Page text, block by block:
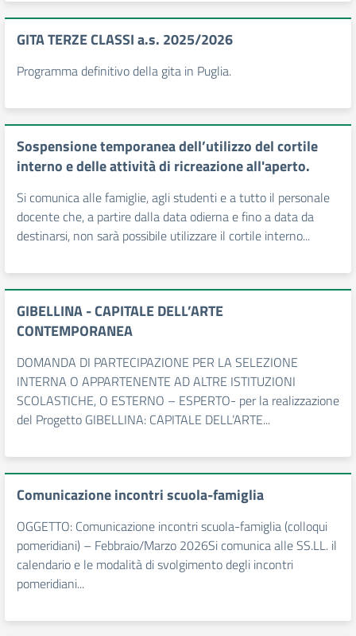
GITA TERZE CLASSI a.s. 2025/2026
Programma definitivo della gita in Puglia.
Sospensione temporanea dell’utilizzo del cortile
interno e delle attività di ricreazione all'aperto.
Si comunica alle famiglie, agli studenti e a tutto il personale
docente che, a partire dalla data odierna e fino a data da
destinarsi, non sarà possibile utilizzare il cortile interno...
GIBELLINA - CAPITALE DELL’ARTE
CONTEMPORANEA
DOMANDA DI PARTECIPAZIONE PER LA SELEZIONE
INTERNA O APPARTENENTE AD ALTRE ISTITUZIONI
SCOLASTICHE, O ESTERNO – ESPERTO- per la realizzazione
del Progetto GIBELLINA: CAPITALE DELL’ARTE...
Comunicazione incontri scuola-famiglia
OGGETTO: Comunicazione incontri scuola-famiglia (colloqui
pomeridiani) – Febbraio/Marzo 2026Si comunica alle SS.LL. il
calendario e le modalità di svolgimento degli incontri
pomeridiani...